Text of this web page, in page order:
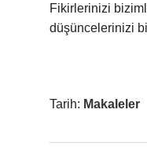
Fikirlerinizi
düşüncelerinizi
Tarih: Makaleler